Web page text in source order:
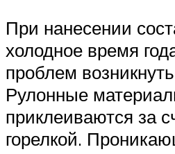
При нанесении
холодное время
проблем
Рулонные
приклеиваются за
горелкой.